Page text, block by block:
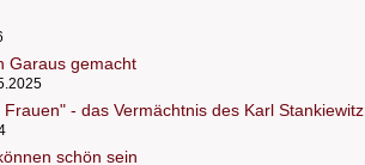
Garaus gemacht
- das Vermächtnis des Karl Stankiewitz
schön sein